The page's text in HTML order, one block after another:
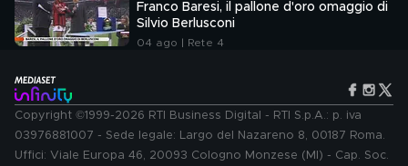
Franco Baresi, il pallone d'oro omaggio di
Silvio Berlusconi
04 ago | Rete 4
Copyright ©1999-2026 RTI Business Digital - RTI S.p.A.: p. iva
03976881007 - Sede legale: Largo del Nazareno 8, 00187 Roma.
Uffici: Viale Europa 46, 20093 Cologno Monzese (MI) - Cap. Soc.